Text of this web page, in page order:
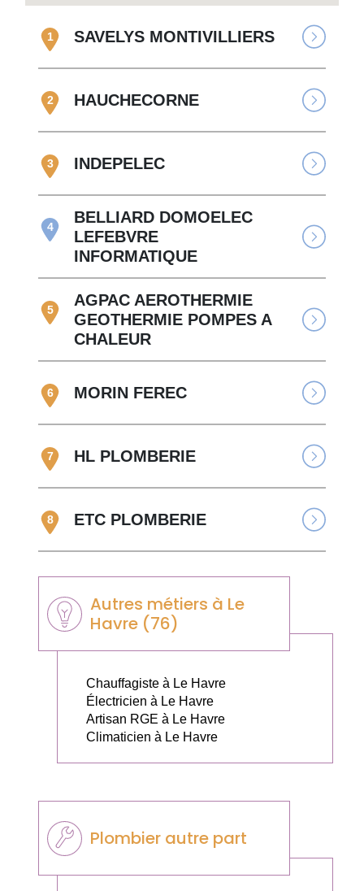
1 SAVELYS MONTIVILLIERS
2 HAUCHECORNE
3 INDEPELEC
4
BELLIARD DOMOELEC
LEFEBVRE
INFORMATIQUE
5
AGPAC AEROTHERMIE
GEOTHERMIE POMPES A
CHALEUR
6 MORIN FEREC
7 HL PLOMBERIE
8 ETC PLOMBERIE
Autres métiers à Le
Havre (76)
Chauffagiste à Le Havre
Électricien à Le Havre
Artisan RGE à Le Havre
Climaticien à Le Havre
Plombier autre part